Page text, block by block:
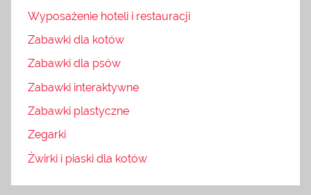
Wyposażenie hoteli i restauracji
Zabawki dla kotów
Zabawki dla psów
Zabawki interaktywne
Zabawki plastyczne
Zegarki
Żwirki i piaski dla kotów